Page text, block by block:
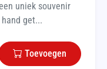
uniek souvenir
get...
Toevoegen